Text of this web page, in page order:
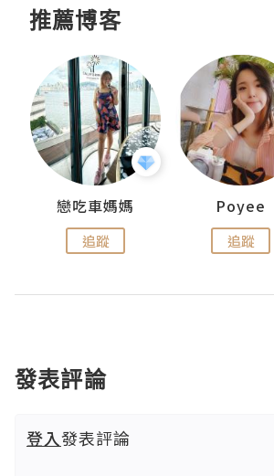
推薦博客
戀吃車媽媽
追蹤
Poyee
追蹤
發表評論
登入發表評論